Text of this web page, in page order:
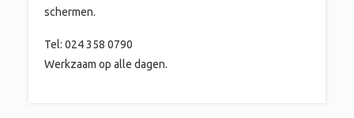
schermen.
Tel: 024 358 0790
Werkzaam op alle dagen.